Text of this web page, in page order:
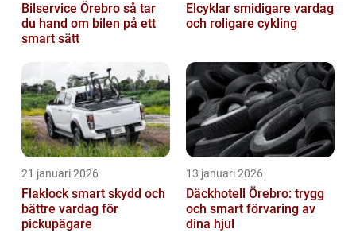
Bilservice Örebro så tar
du hand om bilen på ett
smart sätt
Elcyklar smidigare vardag
och roligare cykling
21 januari 2026
Flaklock smart skydd och
bättre vardag för
pickupägare
13 januari 2026
Däckhotell Örebro: trygg
och smart förvaring av
dina hjul